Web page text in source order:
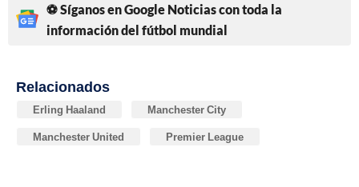
⚽ Síganos en Google Noticias con toda la
información del fútbol mundial
Relacionados
Erling Haaland Manchester City
Manchester United Premier League